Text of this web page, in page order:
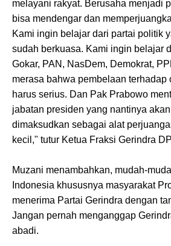
melayani rakyat. Berusaha menjadi
bisa mendengar dan
Kami ingin belajar dari partai politik
sudah berkuasa. Kami ingin belajar
Gokar, PAN, NasDem, Demokrat,
merasa bahwa pembelaan terhadap
harus serius. Dan Pak Prabowo
jabatan presiden yang nantinya
dimaksudkan sebagai alat
kecil," tutur Ketua Fraksi Gerindra
Muzani menambahkan, mudah-
Indonesia khususnya masyarakat
menerima Partai Gerindra dengan
Jangan pernah menganggap
abadi.